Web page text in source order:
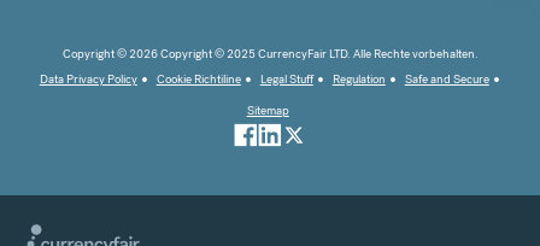
Copyright © 2026 Copyright © 2025 CurrencyFair LTD. Alle Rechte vorbehalten.
Data Privacy Policy
Cookie Richtiline Legal Stuff Regulation
Safe and Secure
Sitemap